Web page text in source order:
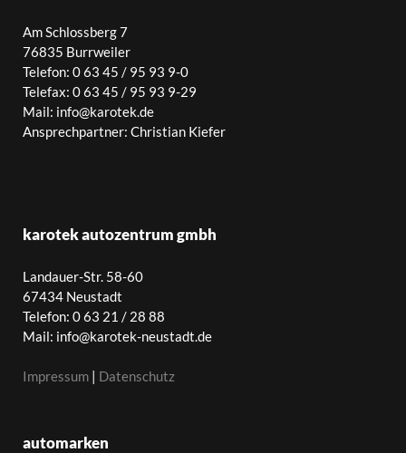
Am Schlossberg 7
76835 Burrweiler
Telefon: 0 63 45 / 95 93 9-0
Telefax: 0 63 45 / 95 93 9-29
Mail: info@karotek.de
Ansprechpartner: Christian Kiefer
karotek autozentrum gmbh
Landauer-Str. 58-60
67434 Neustadt
Telefon: 0 63 21 / 28 88
Mail: info@karotek-neustadt.de
Impressum | Datenschutz
automarken